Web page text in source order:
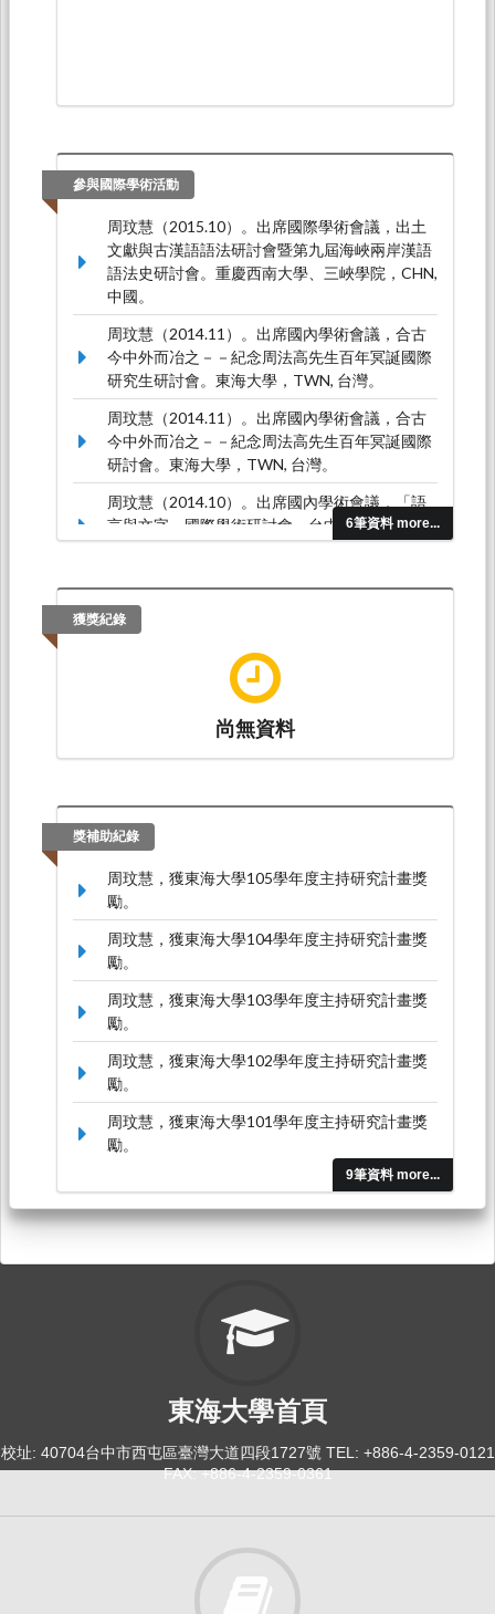
參與國際學術活動
6筆資料 more...
周玟慧（2015.10）。出席國際學術會議，出土
文獻與古漢語語法研討會暨第九屆海峽兩岸漢語
語法史研討會。重慶西南大學、三峽學院，CHN,
中國。
周玟慧（2014.11）。出席國內學術會議，合古
今中外而冶之－－紀念周法高先生百年冥誕國際
研究生研討會。東海大學，TWN, 台灣。
周玟慧（2014.11）。出席國內學術會議，合古
今中外而冶之－－紀念周法高先生百年冥誕國際
研討會。東海大學，TWN, 台灣。
周玟慧（2014.10）。出席國內學術會議，「語
言與文字」國際學術研討會。台中中興大學，
TWN, 台灣。
周玟慧（2014.09）。出席國際學術會議，中國
語言學會第十七屆學術年會。大陸北京，CHN,
中國。
獲獎紀錄
尚無資料
獎補助紀錄
9筆資料 more...
周玟慧，獲東海大學105學年度主持研究計畫獎
勵。
周玟慧，獲東海大學104學年度主持研究計畫獎
勵。
周玟慧，獲東海大學103學年度主持研究計畫獎
勵。
周玟慧，獲東海大學102學年度主持研究計畫獎
勵。
周玟慧，獲東海大學101學年度主持研究計畫獎
勵。
東海大學首頁
校址: 40704台中市西屯區臺灣大道四段1727號 TEL: +886-4-2359-0121
FAX: +886-4-2359-0361